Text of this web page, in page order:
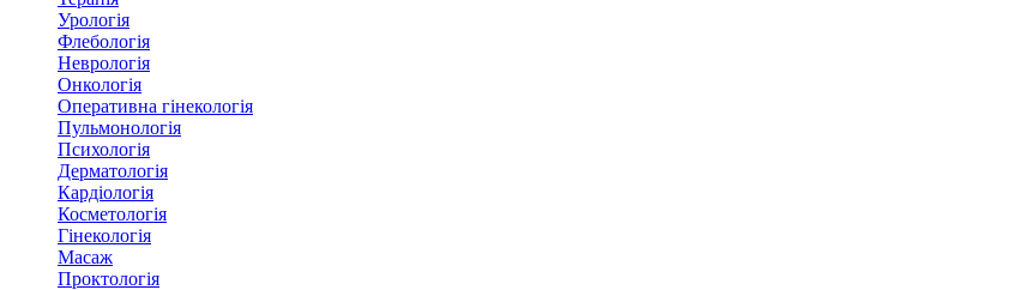
Урологія
Флебологія
Неврологія
Онкологія
Оперативна гінекологія
Пульмонологія
Психологія
Дерматологія
Кардіологія
Косметологія
Гінекологія
Масаж
Проктологія